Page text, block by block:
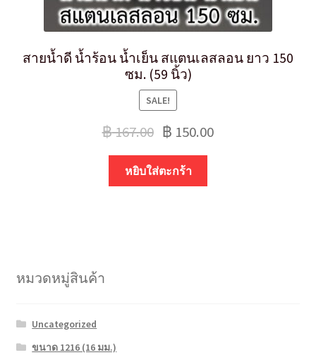
สายน้ำดี น้ำร้อน น้ำเย็น สแตนเลสลอน ยาว 150
ซม. (59 นิ้ว)
SALE!
฿167.00 ฿ 150.00
หยิบใส่ตะกร้า
หมวดหมู่สินค้า
Uncategorized
ขนาด 1216 (16 มม.)